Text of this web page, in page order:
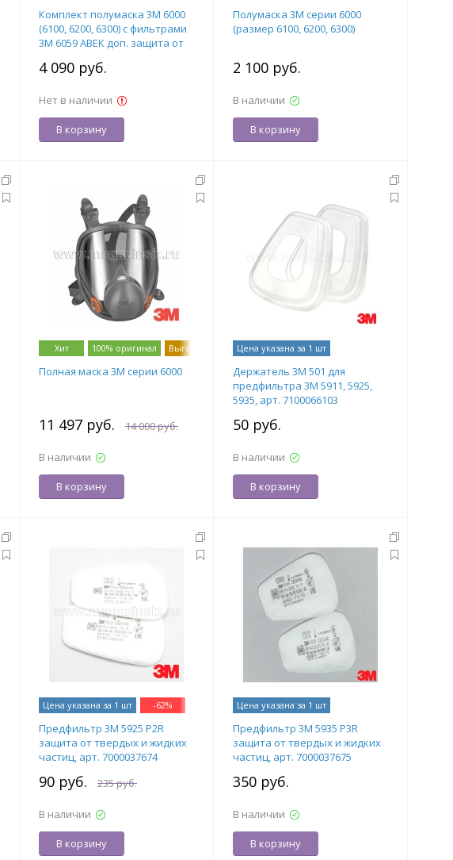
Комплект полумаска 3М 6000
(6100, 6200, 6300) с фильтрами
3М 6059 АВЕК доп. защита от
4 090 руб.
Нет в наличии
В корзину
Полумаска 3М серии 6000
(размер 6100, 6200, 6300)
2 100 руб.
В наличии
В корзину
Хит 100% оригинал Выгодно! 18%
Полная маска 3М серии 6000
11 497 руб. 14 000 руб.
В наличии
В корзину
Цена указана за 1 шт
Держатель 3М 501 для
предфильтра 3М 5911, 5925,
5935, арт. 7100066103
50 руб.
В наличии
В корзину
Цена указана за 1 шт -62%
Предфильтр 3М 5925 P2R
защита от твердых и жидких
частиц, арт. 7000037674
90 руб. 235 руб.
В наличии
В корзину
Цена указана за 1 шт
Предфильтр 3М 5935 P3R
защита от твердых и жидких
частиц, арт. 7000037675
350 руб.
В наличии
В корзину